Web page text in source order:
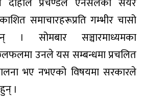
समाचारहरूप्रति गम्भीर चासो
सोमबार सञ्चारमाध्यमका
उनले यस सम्बन्धमा प्रचलित
भए नभएको विषयमा सरकारले
।